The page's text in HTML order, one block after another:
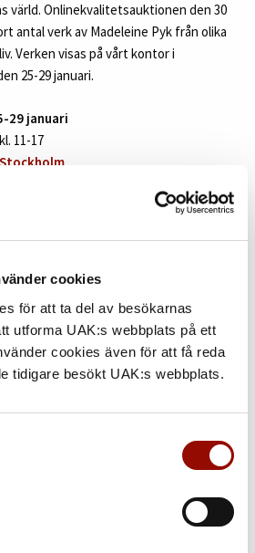
cookies
för att ta del av besökarnas
utforma UAK:s webbplats på ett
cookies även för att få reda
tidigare besökt UAK:s webbplats.
värld. Onlinekvalitetsauktionen den 30
antal verk av Madeleine Pyk från olika
Verken visas på vårt kontor i
25-29 januari.
29 januari
11-17
– en färgstark och fascinerande
VETA